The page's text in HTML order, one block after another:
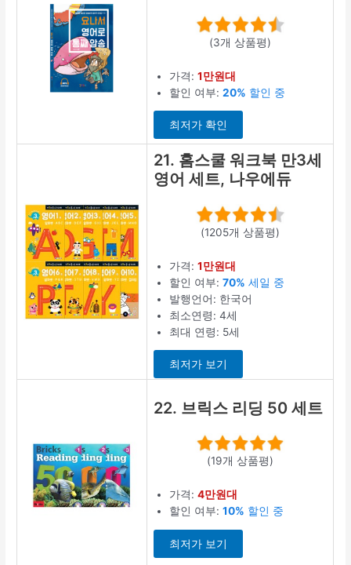
(3개 상품평)
가격:1만원대
할인 여부:20% 할인 중
최저가 확인
21. 홈스쿨 워크북 만3세
영어 세트, 나우에듀
(1205개 상품평)
가격:1만원대
할인 여부:70% 세일 중
발행언어: 한국어
최소연령: 4세
최대 연령: 5세
최저가 보기
22. 브릭스 리딩 50 세트
(19개 상품평)
가격:4만원대
할인 여부:10% 할인 중
최저가 보기